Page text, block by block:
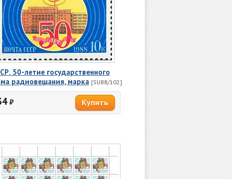
50-летие государственного
радиовещания, марка [SU88/102]
₽